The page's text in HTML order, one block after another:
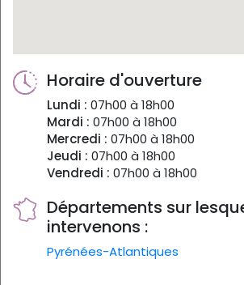
Horaire d'ouverture
Lundi : 07h00 à 18h00
Mardi : 07h00 à 18h00
Mercredi : 07h00 à 18h00
Jeudi : 07h00 à 18h00
Vendredi : 07h00 à 18h00
Départements sur
intervenons :
Pyrénées-Atlantiques